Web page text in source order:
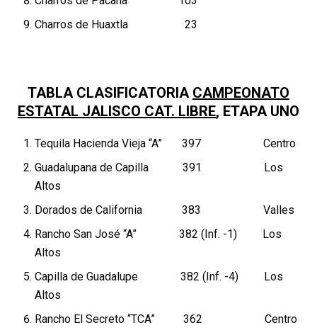
Charros de Huaxtla 23
TABLA CLASIFICATORIA CAMPEONATO
ESTATAL JALISCO CAT. LIBRE, ETAPA UNO
Tequila Hacienda Vieja “A” 397 Centro
Guadalupana de Capilla 391 Los
Altos
Dorados de California 383 Valles
Rancho San José “A” 382 (Inf. -1) Los
Altos
Capilla de Guadalupe 382 (Inf. -4) Los
Altos
Rancho El Secreto “TCA” 362 Centro